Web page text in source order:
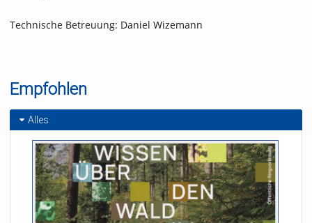
Technische Betreuung: Daniel Wizemann
Empfohlen
Alles